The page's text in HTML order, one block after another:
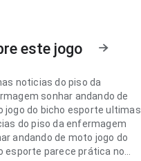
este jogo
noticias do piso da
sonhar andando de
jogo do bicho esporte ultimas
do piso da enfermagem
andando de moto jogo do
esporte parece prática no